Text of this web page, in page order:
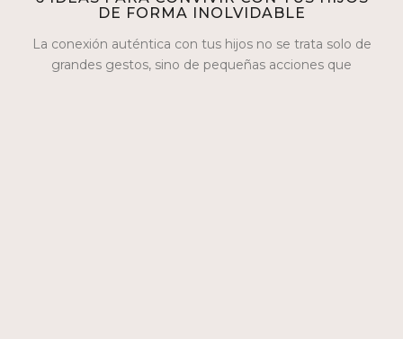
DE FORMA INOLVIDABLE
La conexión auténtica con tus hijos no se trata solo de
grandes gestos, sino de pequeñas acciones que